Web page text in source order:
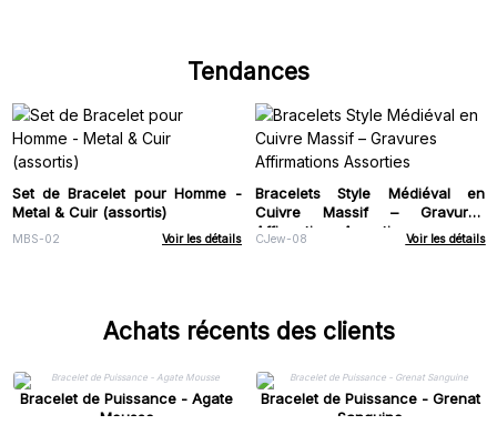
Tendances
Set de Bracelet pour Homme -
Metal & Cuir (assortis)
MBS-02 Voir les détails
Bracelets Style Médiéval en
Cuivre Massif – Gravures
Affirmations Assorties
CJew-08 Voir les détails
Achats récents des clients
Bracelet de Puissance - Agate
Mousse
Bracelet de Puissance - Grenat
Sanguine